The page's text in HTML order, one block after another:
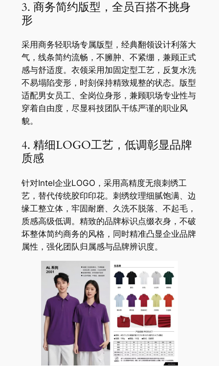
3. 商务简约版型，全员百搭不挑身
形
采用商务轻职场专属版型，经典翻领设计利落大
气，线条简约流畅，不臃肿、不紧绷，兼顾正式
感与舒适度。衣领采用加固定型工艺，反复水洗
不易塌陷变形，时刻保持精致规整的状态。版型
适配男女员工、全岗位身形，兼顾职场专业性与
穿着自由度，尽显科技团队干练严谨的职业风
貌。
4. 精细LOGO工艺，低调彰显品牌
质感
针对Intel企业LOGO，采用高精度无痕刺绣工
艺，替代传统胶印印花。刺绣纹理细腻饱满、边
缘工整立体，牢固耐磨、久洗不脱落、不起毛，
质感高级低调。精致的品牌标识点缀衣身，不破
坏整体简约商务的风格，同时精准凸显企业品牌
属性，强化团队归属感与品牌辨识度。